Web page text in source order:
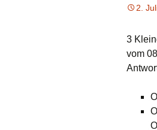
2.
3
vom